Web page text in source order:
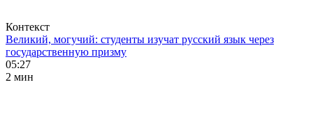
Контекст
Великий, могучий: студенты изучат русский язык через
государственную призму
05:27
2 мин